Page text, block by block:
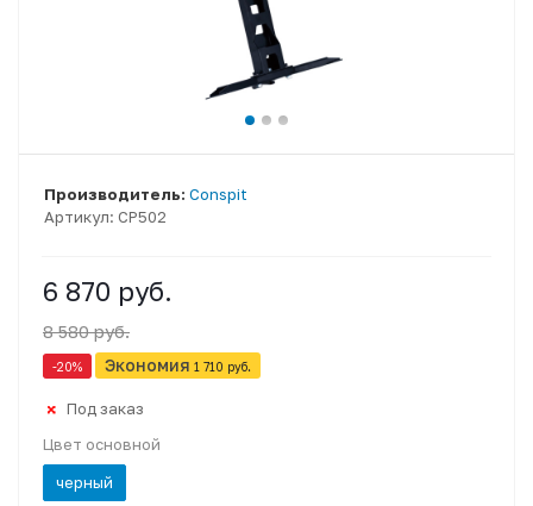
Артикул: CP502
Производитель: Conspit
6 870 руб.
8 580 руб.
-20% Экономия 1 710 руб.
Под заказ
Цвет основной
черный